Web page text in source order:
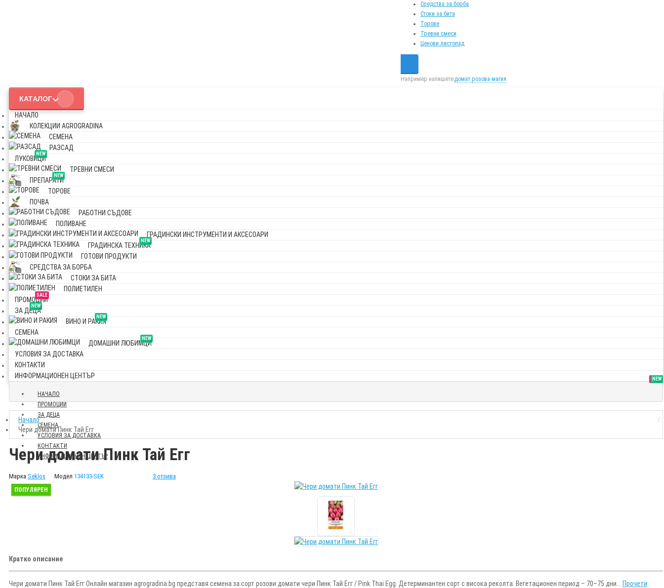
Средства за борба
Стоки за бита
Торове
Тревни смеси
Ценови листопад
Например напишете,домат розова магия
КАТАЛОГ
НАЧАЛО
КОЛЕКЦИИ AGROGRADINA
СЕМЕНА
РАЗСАД
NEW
ЛУКОВИЦИ
ТРЕВНИ СМЕСИ
NEW
ПРЕПАРАТИ
ТОРОВЕ
ПОЧВА
РАБОТНИ СЪДОВЕ
ПОЛИВАНЕ
ГРАДИНСКИ ИНСТРУМЕНТИ И АКСЕСОАРИ
NEW
ГРАДИНСКА ТЕХНИКА
ГОТОВИ ПРОДУКТИ
СРЕДСТВА ЗА БОРБА
СТОКИ ЗА БИТА
ПОЛИЕТИЛЕН
SALE
ПРОМОЦИИ
NEW
ЗА ДЕЦА
NEW
ВИНО И РАКИЯ
СЕМЕНА
NEW
ДОМАШНИ ЛЮБИМЦИ
УСЛОВИЯ ЗА ДОСТАВКА
КОНТАКТИ
ИНФОРМАЦИОНЕН ЦЕНТЪР
НАЧАЛО
SALE
ПРОМОЦИИ
NEW
ЗА ДЕЦА
СЕМЕНА
УСЛОВИЯ ЗА ДОСТАВКА
КОНТАКТИ
ИНФОРМАЦИОНЕН ЦЕНТЪР
Начало
Чери домати Пинк Тай Егг
Чери домати Пинк Тай Егг
Марка Seklos Модел 134133-SEK 3 отзива
ПОПУЛЯРЕН
Кратко описание
Чери домати Пинк Тай Егг Онлайн магазин agrogradina.bg представя семена за сорт розови домати чери Пинк Тай Егг / Pink Thai Egg. Детерминантен сорт с висока реколта. Вегетационен период – 70–75 дни... Прочети